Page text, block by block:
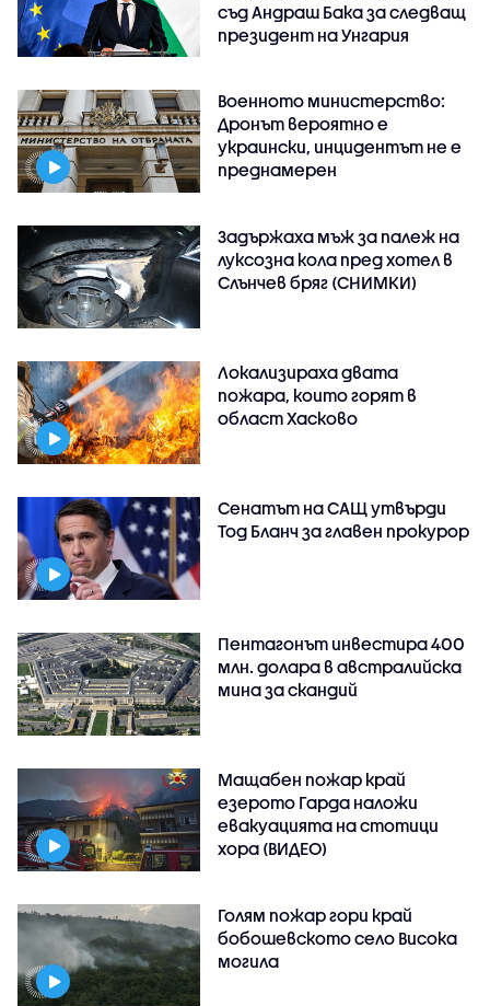
съд Андраш Бака за следващ
президент на Унгария
Военното министерство:
Дронът вероятно е
украински, инцидентът не е
преднамерен
Задържаха мъж за палеж на
луксозна кола пред хотел в
Слънчев бряг (СНИМКИ)
Локализираха двата
пожара, които горят в
област Хасково
Сенатът на САЩ утвърди
Тод Бланч за главен прокурор
Пентагонът инвестира 400
млн. долара в австралийска
мина за скандий
Мащабен пожар край
езерото Гарда наложи
евакуацията на стотици
хора (ВИДЕО)
Голям пожар гори край
бобошевското село Висока
могила